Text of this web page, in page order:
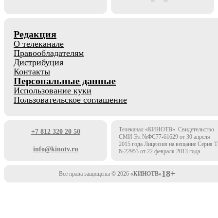
Редакция
О телеканале
Правообладателям
Дистрибуция
Контакты
Персональные данные
Использование куки
Пользовательское соглашение
+7 812 320 20 50
info@kinotv.ru
Телеканал «КИНОТВ». Свидетельство
СМИ Эл №ФС77-61629 от 30 апреля
2015 года Лицензия на вещание Серия
№22953 от 22 февраля 2013 года
Все права защищены © 2026 «КИНОТВ»18+